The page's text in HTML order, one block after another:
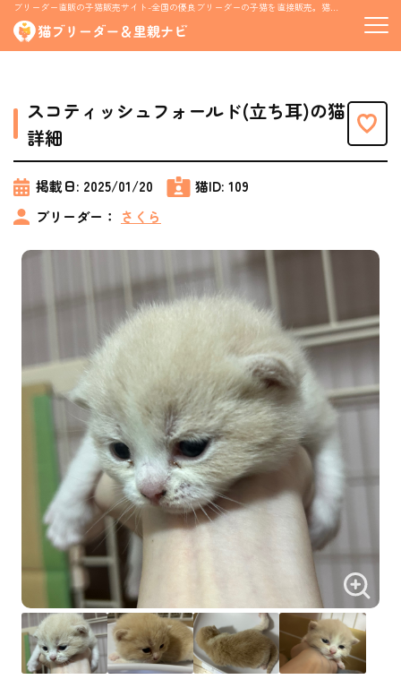
ブリーダー直販の子猫販売サイト-全国の優良ブリーダーの子猫を直接販売。猫の里親募集情報も掲載
スコティッシュフォールド(立ち耳)の猫
詳細
掲載日: 2025/01/20 猫ID: 109
ブリーダー：
さくら